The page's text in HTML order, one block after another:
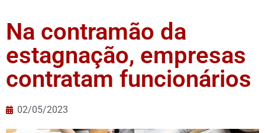
Na contramão da
estagnação, empresas
contratam funcionários
02/05/2023